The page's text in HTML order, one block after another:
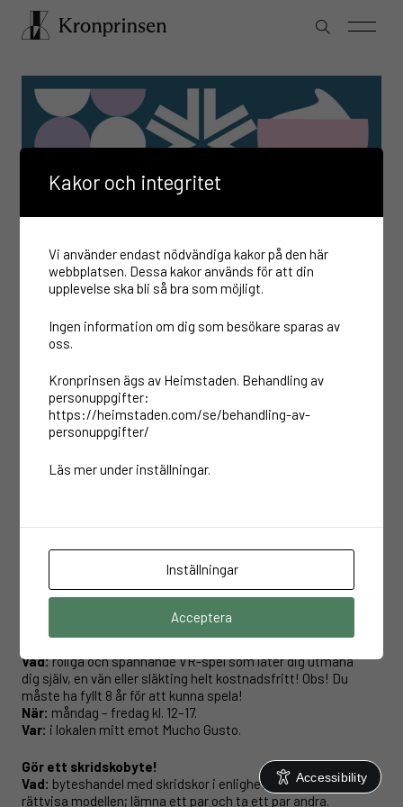
Vinterkul hos din granne!
Äntligen är det dags att sätta lite fart på februari! Vecka 8
kommer vi att ha massor av roliga aktiviteter för dig som
Vad:roliga och spännande VR-spel som låter dig utmana
dig själv, en vän eller släkting helt kostnadsfritt! Obs! Du
måste ha fyllt 8 år för att kunna spela!
När: måndag – fredag kl. 12–17.
Var: i lokalen mitt emot Mucho Gusto.
Gör ett skridskobyte!
Vad: byteshandel med skridskor i enlighet med den
rättvisa modellen; lämna ett par och ta ett par andra.
Accessibility
Kakor och integritet
Vi använder endast nödvändiga kakor på den här
webbplatsen. Dessa kakor används för att din
upplevelse ska bli så bra som möjligt.
Ingen information om dig som besökare sparas av
oss.
Kronprinsen ägs av Heimstaden. Behandling av
personuppgifter:
https://heimstaden.com/se/behandling-av-
personuppgifter/
Läs mer under inställningar.
Inställningar
Acceptera